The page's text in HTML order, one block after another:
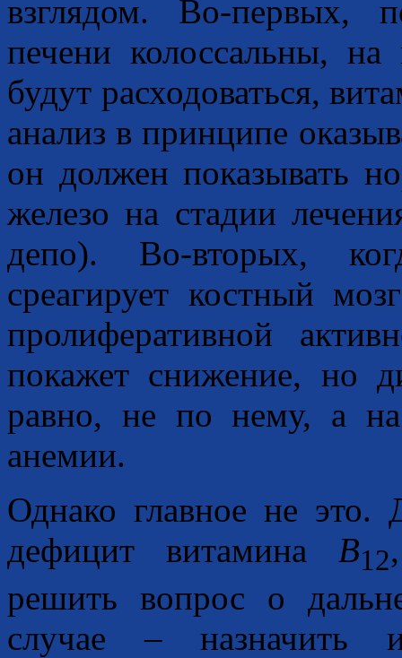
взглядом. Во-первых,
печени колоссальны,
будут расходоваться,
анализ в принципе
он должен показывать
железо на стадии
депо). Во-вторых,
среагирует костный
пролиферативной
покажет снижение, но
равно, не по нему, а на
анемии.
Однако главное не это.
дефицит витамина B12
решить вопрос о
случае – назначить